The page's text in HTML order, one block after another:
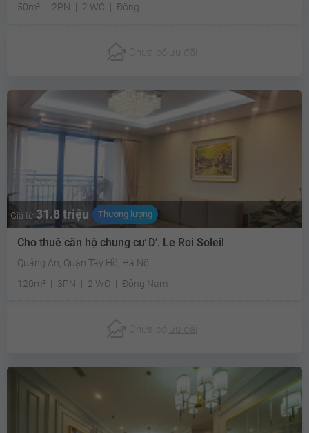
50m²
2PN 2 WC Đông
Chưa có ưu đãi
Giá từ 31.8 triệu Thương lượng
Cho thuê căn hộ chung cư D’. Le Roi Soleil
Quảng An, Quận Tây Hồ, Hà Nội
120m²
3PN 2 WC Đông Nam
Chưa có ưu đãi